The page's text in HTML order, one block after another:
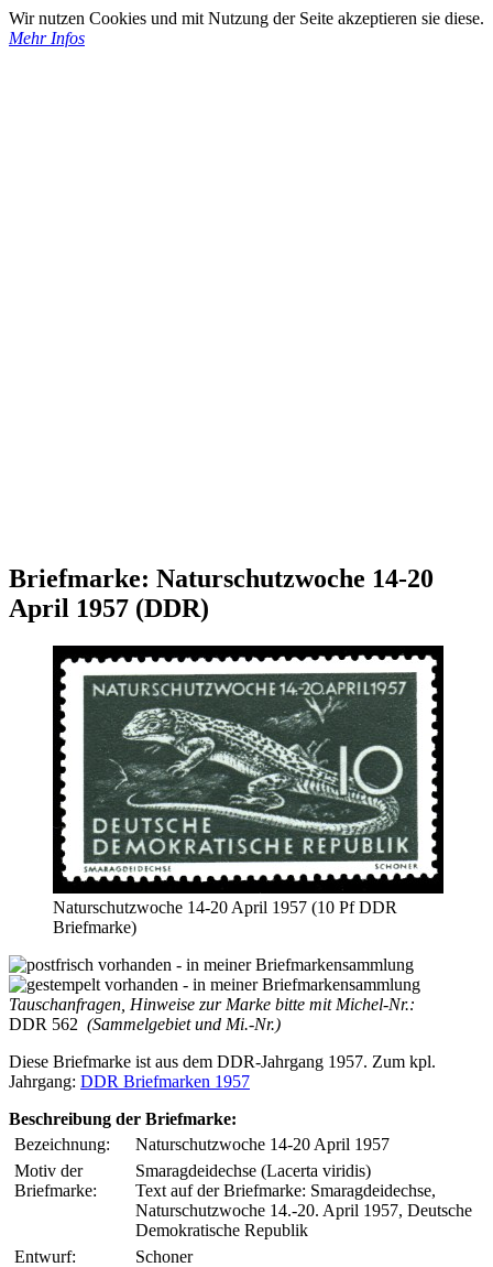
Wir nutzen Cookies und mit Nutzung der Seite akzeptieren sie diese.
Mehr Infos
Briefmarke: Naturschutzwoche 14-20
April 1957 (DDR)
Naturschutzwoche 14-20 April 1957 (10 Pf DDR
Briefmarke)
Tauschanfragen, Hinweise zur Marke bitte mit Michel-Nr.:
DDR 562 (Sammelgebiet und Mi.-Nr.)
Diese Briefmarke ist aus dem DDR-Jahrgang 1957. Zum kpl.
Jahrgang: DDR Briefmarken 1957
Beschreibung der Briefmarke:
Bezeichnung:
Naturschutzwoche 14-20 April 1957
Motiv der
Briefmarke:
Smaragdeidechse (Lacerta viridis)
Text auf der Briefmarke: Smaragdeidechse,
Naturschutzwoche 14.-20. April 1957, Deutsche
Demokratische Republik
Entwurf:
Schoner